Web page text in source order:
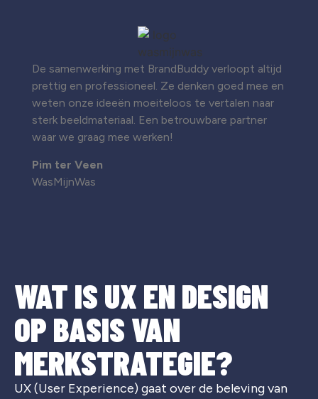
De samenwerking met BrandBuddy verloopt altijd
prettig en professioneel. Ze denken goed mee en
weten onze ideeën moeiteloos te vertalen naar
sterk beeldmateriaal. Een betrouwbare partner
waar we graag mee werken!
Pim ter Veen
WasMijnWas
WAT IS UX EN DESIGN
OP BASIS VAN
MERKSTRATEGIE?
UX (User Experience) gaat over de beleving van